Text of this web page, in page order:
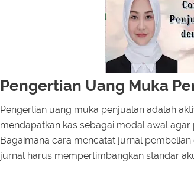
Pengertian Uang Muka
Pengertian uang muka penjualan adalah
mendapatkan kas sebagai modal awal
Bagaimana cara mencatat jurnal
jurnal harus mempertimbangkan standar